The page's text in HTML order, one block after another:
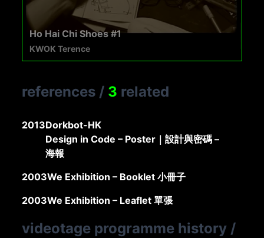
Ho Hai Chi Shoes #1
KWOK Terence
references / 3 related
2013Dorkbot-HK
Design in Code – Poster｜設計與密碼 –
海報
2003We Exhibition – Booklet 小冊子
2003We Exhibition – Leaflet 單張
videotage programme history /